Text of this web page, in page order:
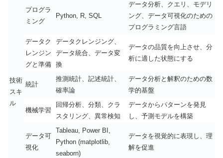
技術
スキ
ル
プログラ
ミング
Python, R, SQL
データ分析、クエリ、モデリ
ング、データ可視化のための
プログラミング言語
データク
レンジン
グと準備
データクレンジング、
データ統合、データ変
換
データの品質を向上させ、分
析に適した状態にする
統計
推測統計、記述統計、
確率論
データ分析と解釈のための数
学的基盤
機械学習
回帰分析、分類、クラ
スタリング、異常検知
データからパターンを発見
し、予測モデルを構築
データ可
視化
Tableau, Power BI,
Python (matplotlib,
seaborn)
データを視覚的に表現し、理
解を促進